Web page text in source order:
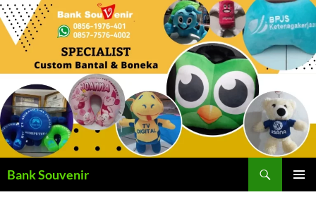
Langsung
ke
Bank Souvenir